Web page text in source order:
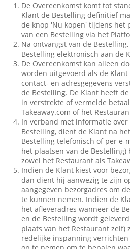
De Overeenkomst komt tot
Klant de Bestelling definitief
de knop 'Nu kopen' tijdens het
van een Bestelling via het
Na ontvangst van de
Bestelling elektronisch aan de
De Overeenkomst kan alleen
worden uitgevoerd als de
contact- en adresgegevens
de Bestelling. De Klant heeft
in verstrekte of vermelde
Takeaway.com of het
In verband met informatie
Bestelling, dient de Klant na
Bestelling telefonisch of per e-
het plaatsen van de
zowel het Restaurant als
Indien de Klant kiest voor
dan dient hij aanwezig te zijn
aangegeven bezorgadres om
te kunnen nemen. Indien de
het afleveradres wanneer de
en de Bestelling wordt
plaats van het Restaurant zelf)
redelijke inspanning